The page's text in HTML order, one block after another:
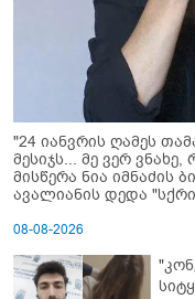
"24 იანვრის ღამეს
მესიჯს... მე ვერ
მისწერა ნია იმნაძის
ავალიანის დედა
08-08-2026